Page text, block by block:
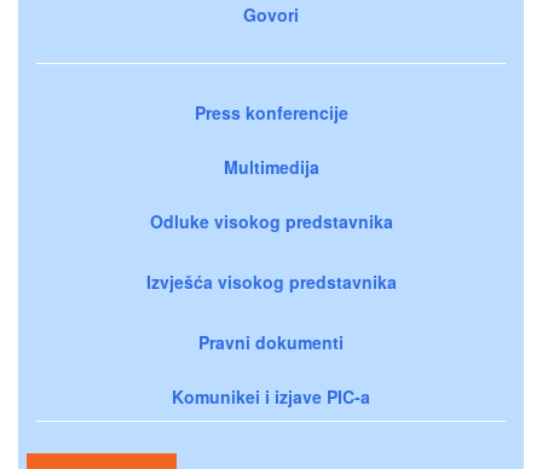
Govori
Press konferencije
Multimedija
Odluke visokog predstavnika
Izvješća visokog predstavnika
Pravni dokumenti
Komunikei i izjave PIC-a